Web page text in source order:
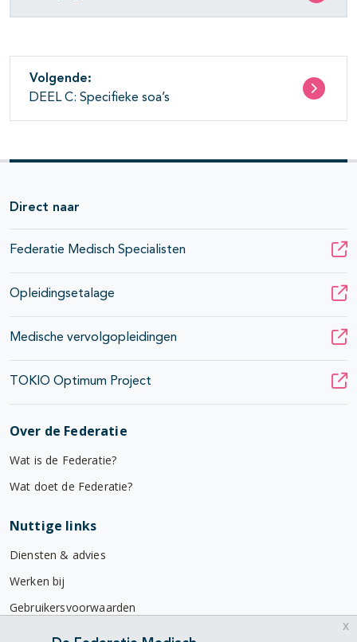
Volgende:
DEEL C: Specifieke soa’s
Direct naar
Federatie Medisch Specialisten
Opleidingsetalage
Medische vervolgopleidingen
TOKIO Optimum Project
Over de Federatie
Wat is de Federatie?
Wat doet de Federatie?
Nuttige links
Diensten & advies
Werken bij
Gebruikersvoorwaarden
Privacyverklaring
x